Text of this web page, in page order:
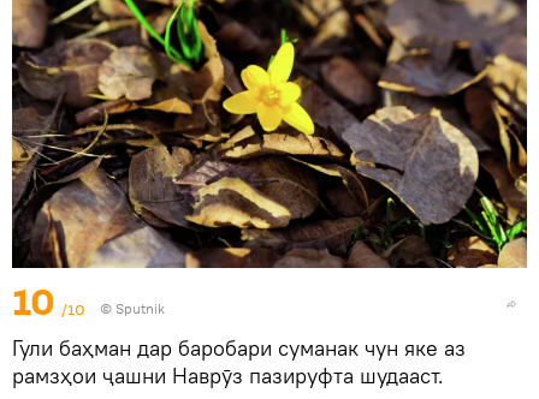
10 /10 © Sputnik
Гули баҳман дар баробари суманак чун яке аз
рамзҳои ҷашни Наврӯз пазируфта шудааст.